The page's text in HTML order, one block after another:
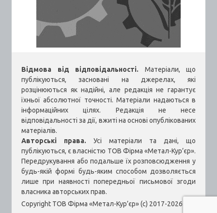
Відмова від відповідальності. Матеріали, що
публікуються, засновані на джерелах, які
розцінюються як надійні, але редакція не гарантує
їхньої абсолютної точності. Матеріали надаються в
інформаційних цілях. Редакція не несе
відповідальності за дії, вжиті на основі опублікованих
матеріалів.
Авторські права. Усі матеріали та дані, що
публікуються, є власністю ТОВ Фірма «Метал-Кур’єр».
Передрукування або подальше їх розповсюдження у
будь-якій формі будь-яким способом дозволяється
лише при наявності попередньої письмової згоди
власника авторських прав.
Copyright ТОВ Фірма «Метал-Кур’єр» (c) 2017-2026